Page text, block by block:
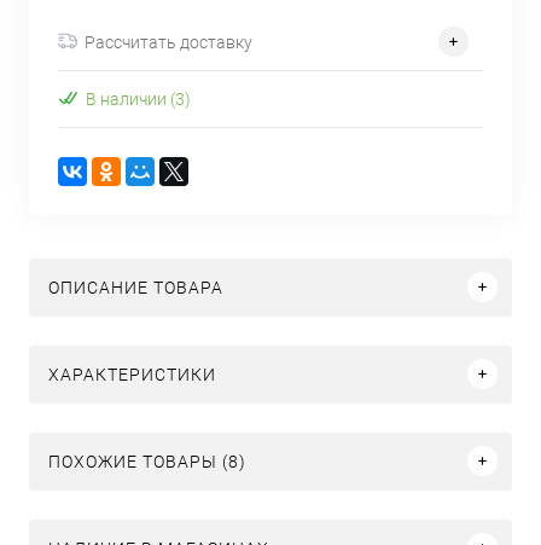
Рассчитать доставку
В наличии (3)
ОПИСАНИЕ ТОВАРА
ХАРАКТЕРИСТИКИ
ПОХОЖИЕ ТОВАРЫ (8)